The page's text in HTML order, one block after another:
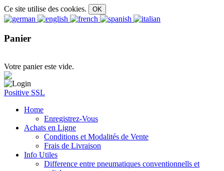
Ce site utilise des cookies.
Panier
Votre panier este vide.
Positive SSL
Home
Enregistrez-Vous
Achats en Ligne
Conditions et Modalités de Vente
Frais de Livraison
Info Utiles
Difference entre pneumatiques conventionnells et